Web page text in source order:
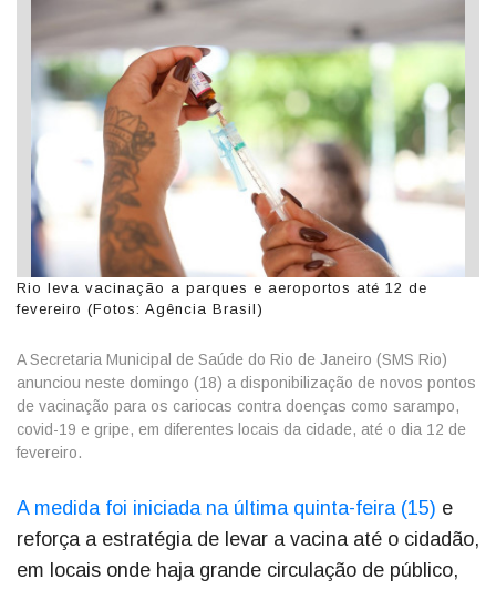
Rio leva vacinação a parques e aeroportos até 12 de
fevereiro (Fotos: Agência Brasil)
A Secretaria Municipal de Saúde do Rio de Janeiro (SMS Rio)
anunciou neste domingo (18) a disponibilização de novos pontos
de vacinação para os cariocas contra doenças como sarampo,
covid-19 e gripe, em diferentes locais da cidade, até o dia 12 de
fevereiro.
A medida foi iniciada na última quinta-feira (15) e
reforça a estratégia de levar a vacina até o cidadão,
em locais onde haja grande circulação de público,